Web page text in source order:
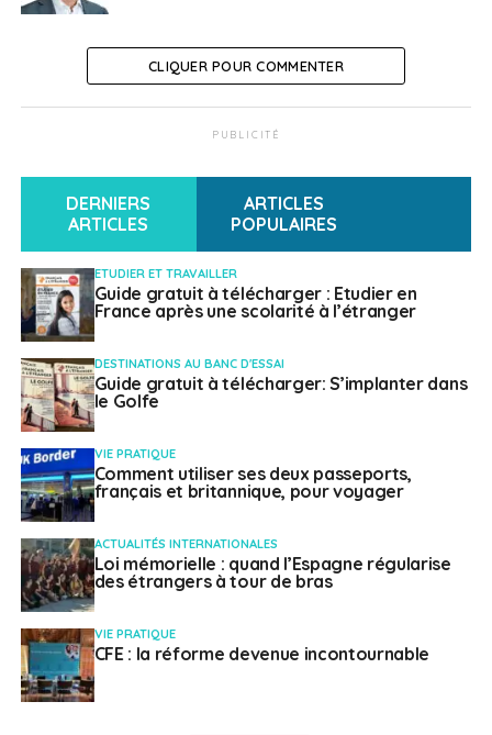
Nora Litoussi
CLIQUER POUR COMMENTER
PUBLICITÉ
DERNIERS
ARTICLES
ARTICLES
POPULAIRES
ETUDIER ET TRAVAILLER
Guide gratuit à télécharger : Etudier en
France après une scolarité à l’étranger
DESTINATIONS AU BANC D'ESSAI
Guide gratuit à télécharger: S’implanter dans
le Golfe
VIE PRATIQUE
Comment utiliser ses deux passeports,
français et britannique, pour voyager
ACTUALITÉS INTERNATIONALES
Loi mémorielle : quand l’Espagne régularise
des étrangers à tour de bras
VIE PRATIQUE
CFE : la réforme devenue incontournable